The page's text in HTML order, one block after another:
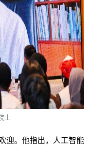
士
迎。他指出，人工智能